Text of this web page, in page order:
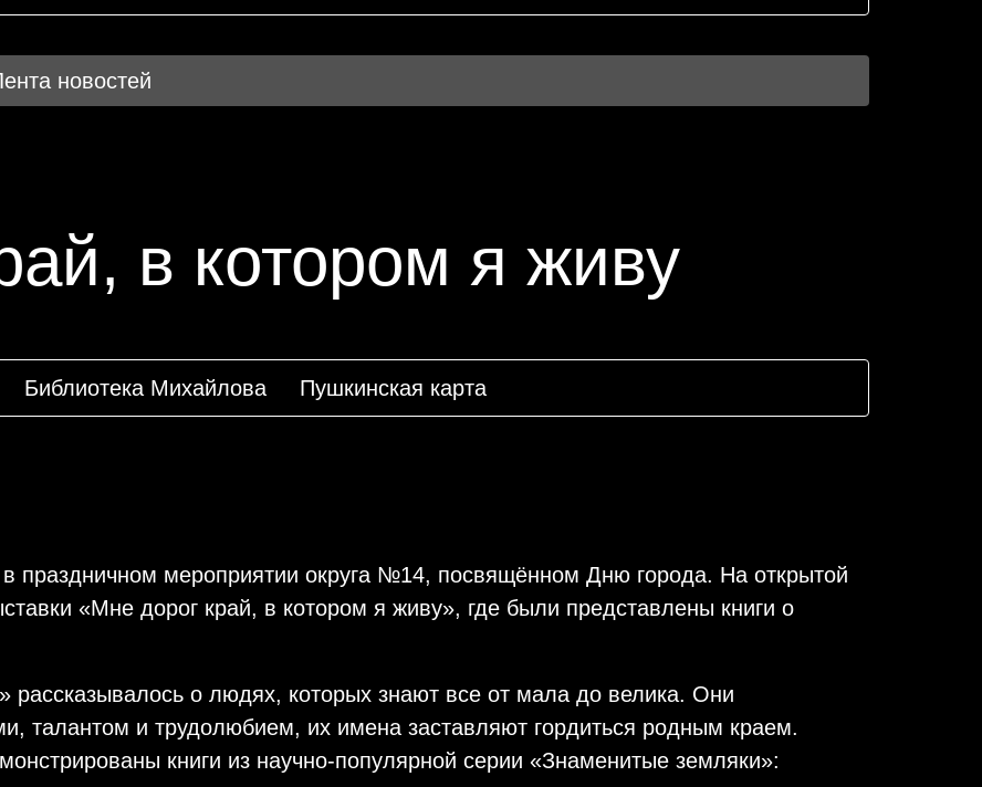
новостей
в котором я живу
Библиотека Михайлова Пушкинская карта
в праздничном мероприятии округа №14, посвящённом Дню города. На открытой
«Мне дорог край, в котором я живу», где были представлены книги о
рассказывалось о людях, которых знают все от мала до велика. Они
талантом и трудолюбием, их имена заставляют гордиться родным краем.
книги из научно-популярной серии «Знаменитые земляки»: